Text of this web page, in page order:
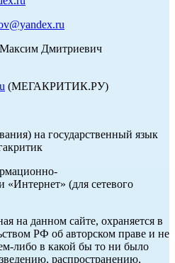
Дмитриевич
(МЕГАКРИТИК.РУ)
на государственный язык
«Интернет» (для сетевого
на данном сайте, охраняется в
РФ об авторском праве и не
либо в какой бы то ни было
распространению,